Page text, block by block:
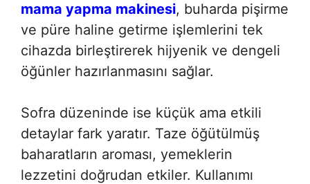
mama yapma makinesi, buharda pişirme
ve püre haline getirme işlemlerini tek
cihazda birleştirerek hijyenik ve dengeli
öğünler hazırlanmasını sağlar.
Sofra düzeninde ise küçük ama etkili
detaylar fark yaratır. Taze öğütülmüş
baharatların aroması, yemeklerin
lezzetini doğrudan etkiler. Kullanımı